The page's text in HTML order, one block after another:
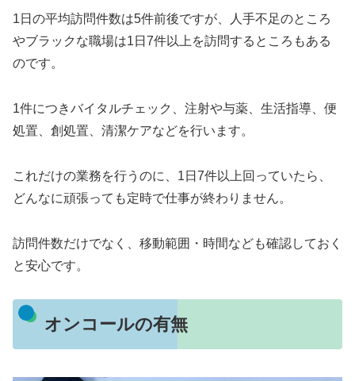
1日の平均訪問件数は5件前後ですが、人手不足のところ
やブラックな職場は1日7件以上を訪問するところもある
のです。
1件につきバイタルチェック、注射や与薬、生活指導、便
処置、創処置、清潔ケアなどを行います。
これだけの業務を行うのに、1日7件以上回っていたら、
どんなに頑張っても定時で仕事が終わりません。
訪問件数だけでなく、移動範囲・時間なども確認しておく
と安心です。
オンコールの有無